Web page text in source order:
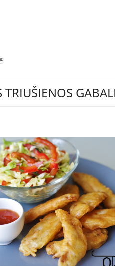
TRIUŠIENOS